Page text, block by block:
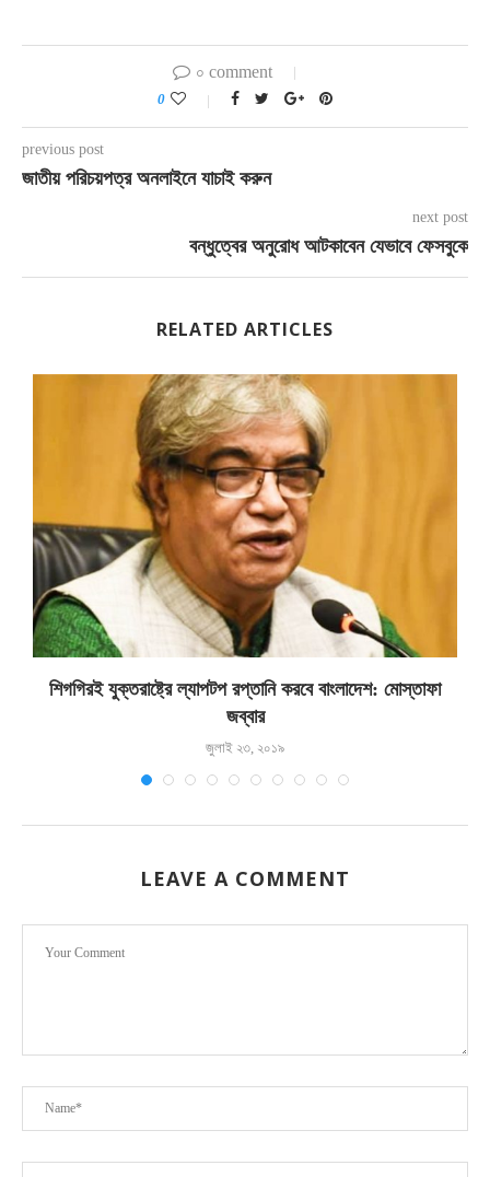
০ comment
0
previous post
জাতীয় পরিচয়পত্র অনলাইনে যাচাই করুন
next post
বন্ধুত্বের অনুরোধ আটকাবেন যেভাবে ফেসবুকে
RELATED ARTICLES
শিগগিরই যুক্তরাষ্ট্রে ল্যাপটপ রপ্তানি করবে বাংলাদেশ: মোস্তাফা
জব্বার
জুলাই ২৩, ২০১৯
LEAVE A COMMENT